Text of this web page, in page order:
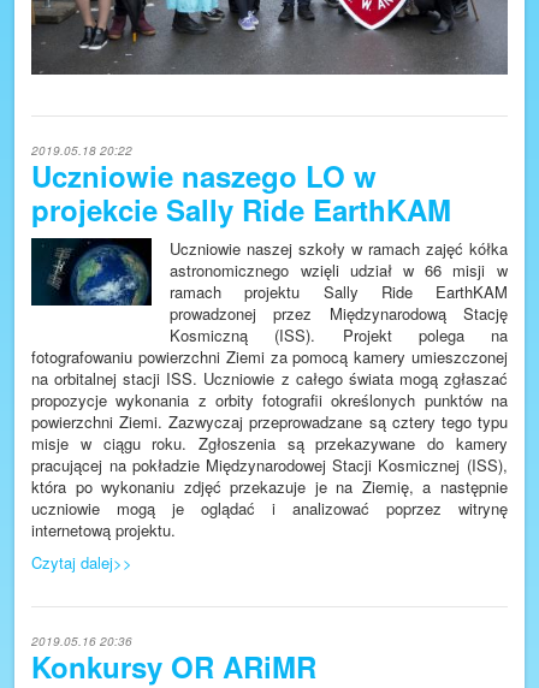
2019.05.18 20:22
Uczniowie naszego LO w
projekcie Sally Ride EarthKAM
Uczniowie naszej szkoły w ramach zajęć kółka
astronomicznego wzięli udział w 66 misji w
ramach projektu Sally Ride EarthKAM
prowadzonej przez Międzynarodową Stację
Kosmiczną (ISS). Projekt polega na
fotografowaniu powierzchni Ziemi za pomocą kamery umieszczonej
na orbitalnej stacji ISS. Uczniowie z całego świata mogą zgłaszać
propozycje wykonania z orbity fotografii określonych punktów na
powierzchni Ziemi. Zazwyczaj przeprowadzane są cztery tego typu
misje w ciągu roku. Zgłoszenia są przekazywane do kamery
pracującej na pokładzie Międzynarodowej Stacji Kosmicznej (ISS),
która po wykonaniu zdjęć przekazuje je na Ziemię, a następnie
uczniowie mogą je oglądać i analizować poprzez witrynę
internetową projektu.
Czytaj dalej>>
2019.05.16 20:36
Konkursy OR ARiMR